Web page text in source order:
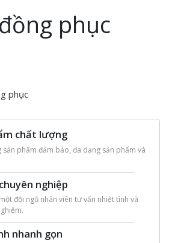
phục
phục
chất lượng
sản phẩm đảm bảo, đa dạng sản phẩm và
nghiệp
đội ngũ nhân viên tư vấn nhiệt tình và
nhanh gọn